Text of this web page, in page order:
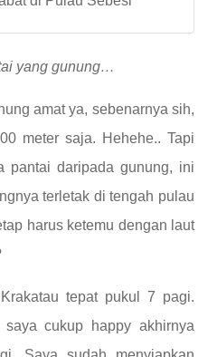
yang gunung…
amat ya, sebenarnya sih,
meter saja. Hehehe.. Tapi
pantai daripada gunung, ini
terletak di tengah pulau
harus ketemu dengan laut
tepat pukul 7 pagi.
cukup happy akhirnya